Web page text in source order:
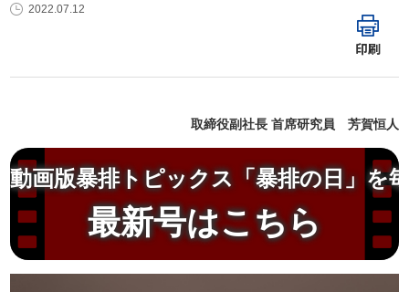
2022.07.12
印刷
取締役副社長 首席研究員 芳賀恒人
動画版暴排トピックス「暴排の日」を
最新号はこちら